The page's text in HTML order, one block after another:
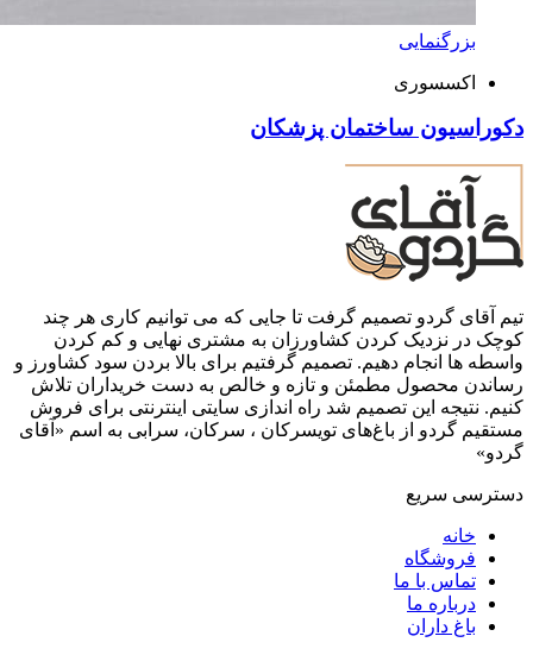
بزرگنمایی
اکسسوری
دکوراسیون ساختمان پزشکان
تیم آقای گردو تصمیم گرفت تا جایی که می توانیم کاری هر چند
کوچک در نزدیک کردن کشاورزان به مشتری نهایی و کم کردن
واسطه ها انجام دهیم. تصمیم گرفتیم برای بالا بردن سود کشاورز و
رساندن محصول مطمئن و تازه و خالص به دست خریداران تلاش
کنیم. نتیجه این تصمیم شد راه اندازی سایتی اینترنتی برای فروش
مستقیم گردو از باغ‌های تویسرکان ، سرکان، سرابی به اسم «آقای
گردو»
دسترسی سریع
خانه
فروشگاه
تماس با ما
درباره ما
باغ داران